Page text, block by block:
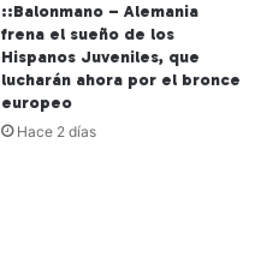
::Balonmano – Alemania
frena el sueño de los
Hispanos Juveniles, que
lucharán ahora por el bronce
europeo
Hace 2 días